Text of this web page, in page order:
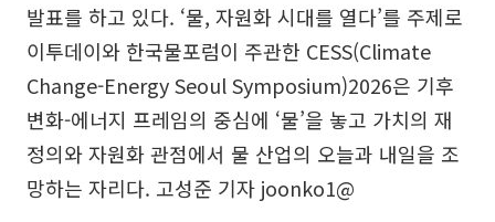
발표를 하고 있다. ‘물, 자원화 시대를 열다’를 주제로
이투데이와 한국물포럼이 주관한 CESS(Climate
Change-Energy Seoul Symposium)2026은 기후
변화-에너지 프레임의 중심에 ‘물’을 놓고 가치의 재
정의와 자원화 관점에서 물 산업의 오늘과 내일을 조
망하는 자리다. 고성준 기자 joonko1@